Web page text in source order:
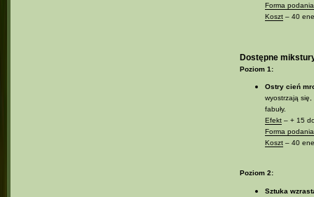
Forma
Koszt– 40
Dostępne
Poziom 1:
Ostry cień
wyostrzają się,
fabuły.
Efekt– + 15
Forma
Koszt– 40
Poziom 2:
Sztuka